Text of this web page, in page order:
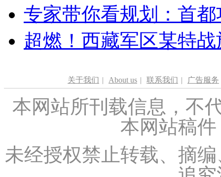
专家带你看规划：首
超燃！西藏军区某特
关于我们 | About us | 联系我们 | 广告服务
本网站所刊载信息，不
本网站稿
未经授权禁止转载、摘